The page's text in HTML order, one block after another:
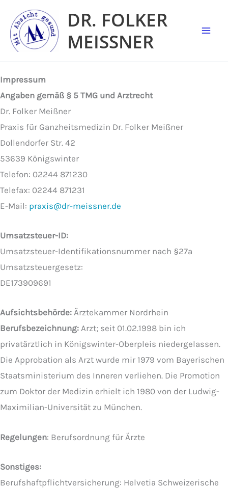
Inhalt
springen
DR. FOLKER
MEISSNER
Impressum
Angaben gemäß § 5 TMG und Arztrecht
Dr. Folker Meißner
Praxis für Ganzheitsmedizin Dr. Folker Meißner
Dollendorfer Str. 42
53639 Königswinter
Telefon: 02244 871230
Telefax: 02244 871231
E-Mail: praxis@dr-meissner.de
Umsatzsteuer-ID:
Umsatzsteuer-Identifikationsnummer nach §27a
Umsatzsteuergesetz:
DE173909691
Aufsichtsbehörde: Ärztekammer Nordrhein
Berufsbezeichnung: Arzt; seit 01.02.1998 bin ich
privatärztlich in Königswinter-Oberpleis niedergelassen.
Die Approbation als Arzt wurde mir 1979 vom Bayerischen
Staatsministerium des Inneren verliehen. Die Promotion
zum Doktor der Medizin erhielt ich 1980 von der Ludwig-
Maximilian-Universität zu München.
Regelungen: Berufsordnung für Ärzte
Sonstiges:
Berufshaftpflichtversicherung: Helvetia Schweizerische